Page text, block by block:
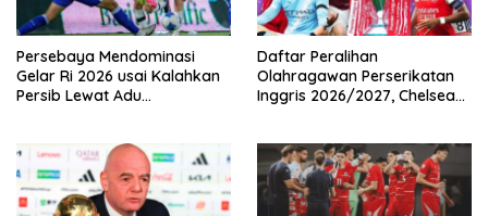
Persebaya Mendominasi
Gelar Ri 2026 usai Kalahkan
Persib Lewat Adu
Daftar Peralihan
Olahragawan Perserikatan
Inggris 2026/2027, Chelsea